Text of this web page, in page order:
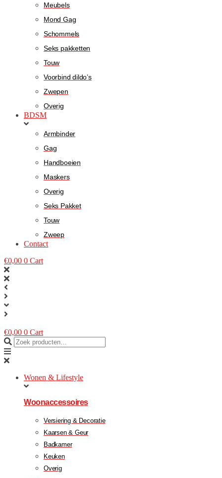
Meubels
Mond Gag
Schommels
Seks pakketten
Touw
Voorbind dildo’s
Zwepen
Overig
BDSM
Armbinder
Gag
Handboeien
Maskers
Overig
Seks Pakket
Touw
Zweep
Contact
€0,00 0 Cart
€0,00 0 Cart
Wonen & Lifestyle
Woonaccessoires
Versiering & Decoratie
Kaarsen & Geur
Badkamer
Keuken
Overig